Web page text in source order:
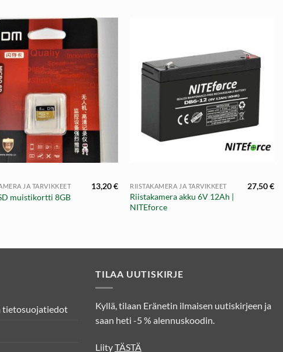
JA TARVIKKEET
muistikortti 8GB
13,20€ RIISTAKAMERA JA TARVIKKEET
Riistakamera akku 6V 12Ah |
NITEforce
27,50€
tietosuojatiedot
TILAA UUTISKIRJE
Kyllä, tilaan Eränetin ilmaisen uutiskirjeen ja
saan heti -5 % alennuskoodin.
LiityTÄSTÄ